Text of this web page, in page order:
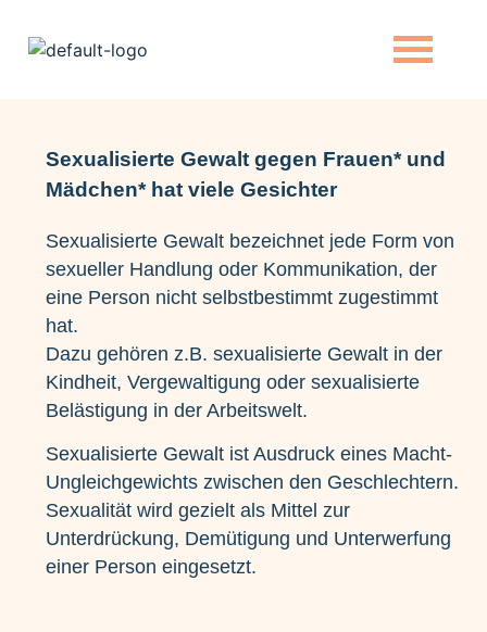
Sexualisierte Gewalt gegen Frauen* und
Mädchen* hat viele Gesichter
Sexualisierte Gewalt bezeichnet jede Form von
sexueller Handlung oder Kommunikation, der
eine Person nicht selbstbestimmt zugestimmt
hat.
Dazu gehören z.B. sexualisierte Gewalt in der
Kindheit, Vergewaltigung oder sexualisierte
Belästigung in der Arbeitswelt.
Sexualisierte Gewalt ist Ausdruck eines Macht-
Ungleichgewichts zwischen den Geschlechtern.
Sexualität wird gezielt als Mittel zur
Unterdrückung, Demütigung und Unterwerfung
einer Person eingesetzt.